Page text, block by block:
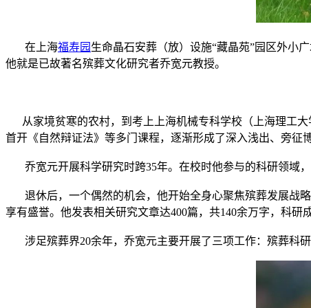
在上海福寿园 生命晶石安葬（放）设施“藏晶苑”园区外小
他就是已故著名殡葬文化研究者乔宽元教授。
从家境贫寒的农村，到考上上海机械专科学校（上海理工大
首开《自然辩证法》等多门课程，逐渐形成了深入浅出、旁征
乔宽元开展科学研究时跨35年。在校时他参与的科研领域，
退休后，一个偶然的机会，他开始全身心聚焦殡葬发展战略
享有盛誉。他发表相关研究文章达400篇，共140余万字，科研
涉足殡葬界20余年，乔宽元主要开展了三项工作：殡葬科研